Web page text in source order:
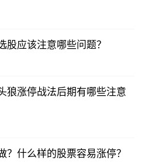
股应该注意哪些问题？
狼涨停战法后期有哪些注意
什么样的股票容易涨停？